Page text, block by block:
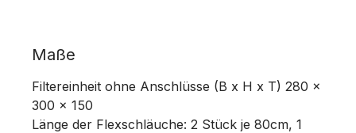
Maße
Filtereinheit ohne Anschlüsse (B x H x T) 280 x
300 x 150
Länge der Flexschläuche: 2 Stück je 80cm, 1